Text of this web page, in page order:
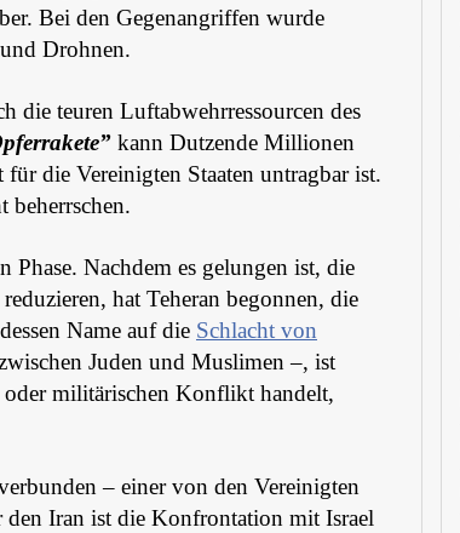
Bei den Gegenangriffen wurde
Drohnen.
die teuren Luftabwehrressourcen des
kann Dutzende Millionen
die Vereinigten Staaten untragbar ist.
beherrschen.
Phase. Nachdem es gelungen ist, die
hat Teheran begonnen, die
Name auf die Schlacht von
Juden und Muslimen –, ist
militärischen Konflikt handelt,
– einer von den Vereinigten
den Iran ist die Konfrontation mit Israel